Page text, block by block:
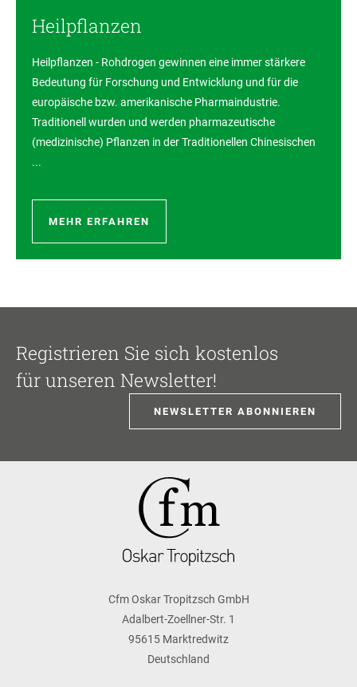
Heilpflanzen
Heilpflanzen - Rohdrogen gewinnen eine immer stärkere
Bedeutung für Forschung und Entwicklung und für die
europäische bzw. amerikanische Pharmaindustrie.
Traditionell wurden und werden pharmazeutische
(medizinische) Pflanzen in der Traditionellen Chinesischen
...
MEHR ERFAHREN
Registrieren Sie sich kostenlos
für unseren Newsletter!
NEWSLETTER ABONNIEREN
Cfm Oskar Tropitzsch GmbH
Adalbert-Zoellner-Str. 1
95615 Marktredwitz
Deutschland